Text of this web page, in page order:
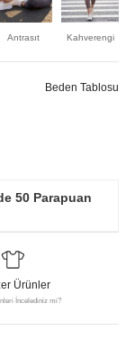
Antrasıt Kahverengi
Beden Tablosu
50 Parapuan
Ürünler
İncelediniz mi?